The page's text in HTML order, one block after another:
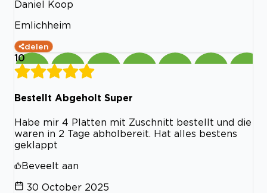
Daniel Koop
Emlichheim
delen
10
Bestellt Abgeholt Super
Habe mir 4 Platten mit Zuschnitt bestellt und die
waren in 2 Tage abholbereit. Hat alles bestens
geklappt
Beveelt aan
30 October 2025